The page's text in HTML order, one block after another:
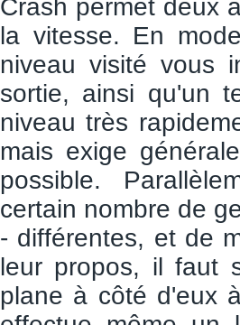
Crash permet deux
la vitesse. En
niveau visité vous
sortie, ainsi qu'un
niveau très
mais exige
possible.
certain nombre de
- différentes, et de
leur propos, il faut
plane à côté d'eux